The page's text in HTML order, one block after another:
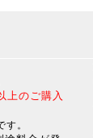
上のご購入
。